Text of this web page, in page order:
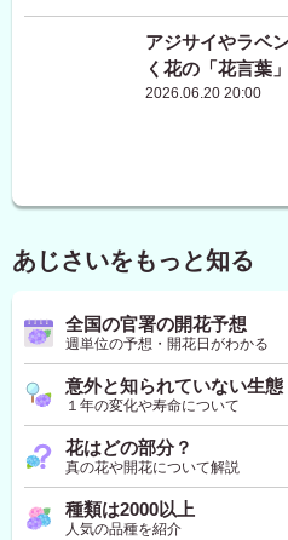
アジサイやラベ
く花の「花言葉
2026.06.20 20:00
あじさいをもっと知る
全国の官署の開花予想
週単位の予想・開花日がわかる
意外と知られていない生態
１年の変化や寿命について
花はどの部分？
真の花や開花について解説
種類は2000以上
人気の品種を紹介